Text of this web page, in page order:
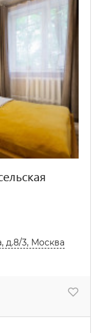
д.8/3, Москва